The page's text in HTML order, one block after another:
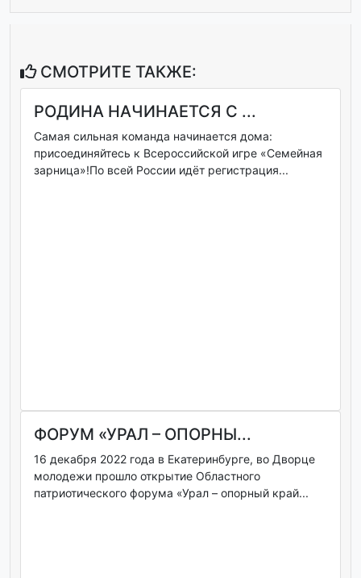
СМОТРИТЕ ТАКЖЕ:
РОДИНА НАЧИНАЕТСЯ С ...
Самая сильная команда начинается дома:
присоединяйтесь к Всероссийской игре «Семейная
зарница»!По всей России идёт регистрация...
ФОРУМ «УРАЛ – ОПОРНЫ...
16 декабря 2022 года в Екатеринбурге, во Дворце
молодежи прошло открытие Областного
патриотического форума «Урал – опорный край...